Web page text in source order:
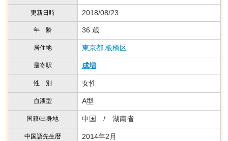
更新日時 2018/08/23
年 齢 36 歳
居住地 東京都 板橋区
最寄駅 成増
性 別 女性
血液型 A型
国籍/出身地 中国 / 湖南省
中国語先生暦 2014年2月